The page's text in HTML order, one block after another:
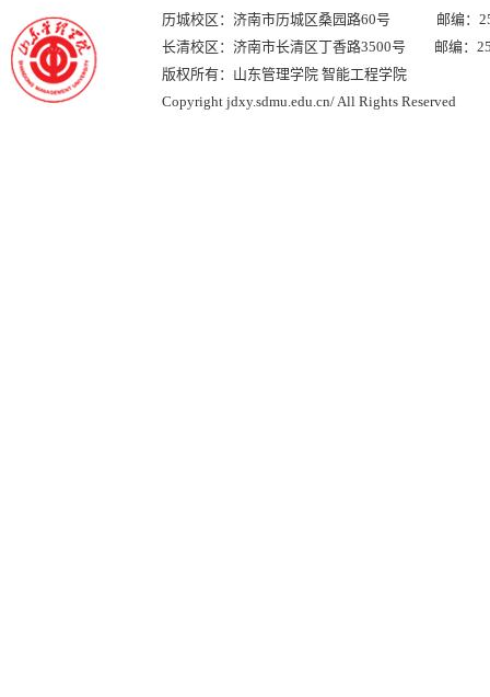
历城校区：济南市历城区桑园路60号 邮编：
长清校区：济南市长清区丁香路3500号 邮编：
版权所有：山东管理学院 智能工程学院
Copyright jdxy.sdmu.edu.cn/ All Rights Reserved